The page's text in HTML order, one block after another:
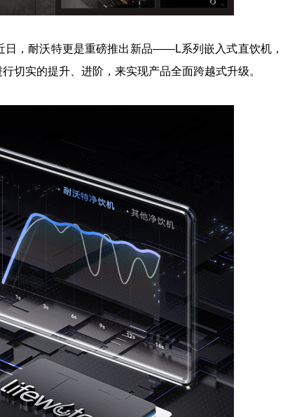
，耐沃特更是重磅推出新品——L系列嵌入式直饮机，
切实的提升、进阶，来实现产品全面跨越式升级。